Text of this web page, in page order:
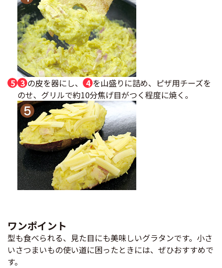
3 の皮を器にし、 4 を山盛りに詰め、ピザ用チーズを
のせ、グリルで約10分焦げ目がつく程度に焼く。
ワンポイント
型も食べられる、見た目にも美味しいグラタンです。小さ
いさつまいもの使い道に困ったときには、ぜひおすすめで
す。